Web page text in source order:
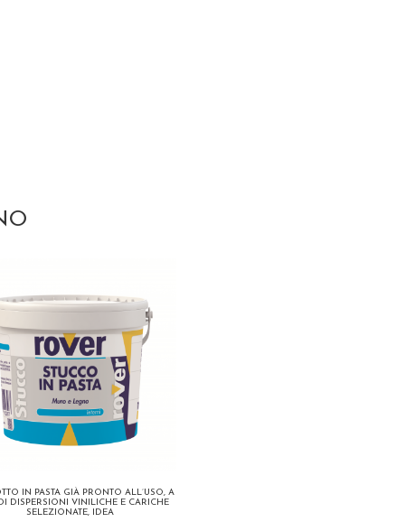
IN PASTA GIÀ PRONTO ALL’USO, A
DISPERSIONI VINILICHE E CARICHE
SELEZIONATE, IDEA